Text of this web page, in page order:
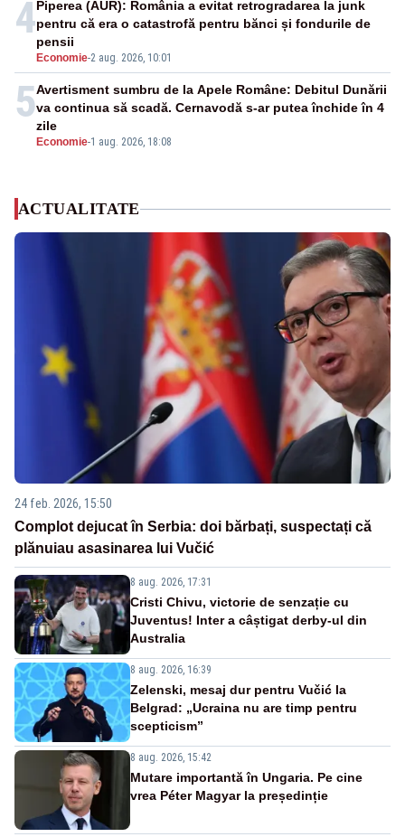
4
Economie-2 aug. 2026, 10:01
Piperea (AUR): România a evitat retrogradarea la junk
pentru că era o catastrofă pentru bănci și fondurile de
pensii
5
Economie-1 aug. 2026, 18:08
Avertisment sumbru de la Apele Române: Debitul Dunării
va continua să scadă. Cernavodă s-ar putea închide în 4
zile
ACTUALITATE
24 feb. 2026, 15:50
Complot dejucat în Serbia: doi bărbați, suspectați că
plănuiau asasinarea lui Vučić
8 aug. 2026, 17:31
Cristi Chivu, victorie de senzație cu
Juventus! Inter a câștigat derby-ul din
Australia
8 aug. 2026, 16:39
Zelenski, mesaj dur pentru Vučić la
Belgrad: „Ucraina nu are timp pentru
scepticism”
8 aug. 2026, 15:42
Mutare importantă în Ungaria. Pe cine
vrea Péter Magyar la președinție